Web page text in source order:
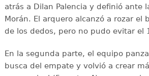
atrás a Dilan Palencia y definió ante
Morán. El arquero alcanzó a rozar el
de los dedos, pero no pudo evitar el
En la segunda parte, el equipo
busca del empate y volvió a crear